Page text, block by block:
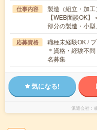
仕事内容
製造（組立・加工
【WEB面談OK
部分の製造・小
応募資格
職種未経験OK /
＊資格・経験不
名募集
気になる!
派遣会社